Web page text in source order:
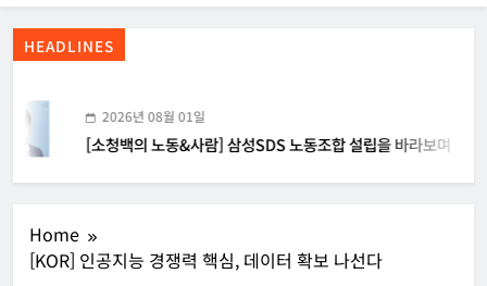
[EU] 틱톡의 아동 보호 미흡 관련 예비 조사결과 발표
HEADLINES
2026년 08월 01일
[소청백의 노동&사람] 삼성SDS 노동조합 설립을 바라보며
Home
[KOR] 인공지능 경쟁력 핵심, 데이터 확보 나선다